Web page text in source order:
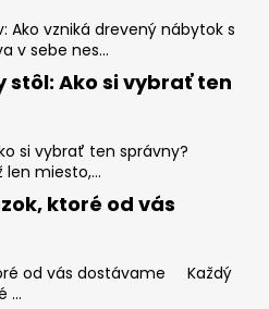
Ako vzniká drevený nábytok s
v sebe nes...
stôl: Ako si vybrať ten
si vybrať ten správny?
miesto,...
ktoré od vás
od vás dostávame Každý
...